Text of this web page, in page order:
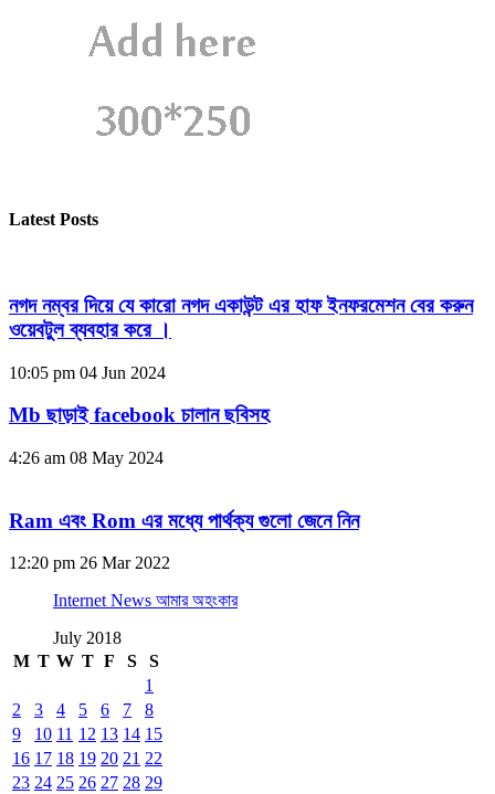
Latest Posts
নগদ নম্বর দিয়ে যে কারো নগদ একাউন্ট এর হাফ ইনফরমেশন বের করুন
ওয়েবটুল ব্যবহার করে ।
10:05 pm 04 Jun 2024
Mb ছাড়াই facebook চালান ছবিসহ
4:26 am 08 May 2024
Ram এবং Rom এর মধ্যে পার্থক্য গুলো জেনে নিন
12:20 pm 26 Mar 2022
Internet News আমার অহংকার
July 2018
M T W T F S
S
1
2
3 4 5 6 7
8
9
10 11 12 13 14 15
16 17 18 19 20 21 22
23 24 25 26 27 28 29